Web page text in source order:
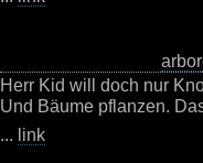
Herr Kid will doch nur
Und Bäume pflanzen.
... link